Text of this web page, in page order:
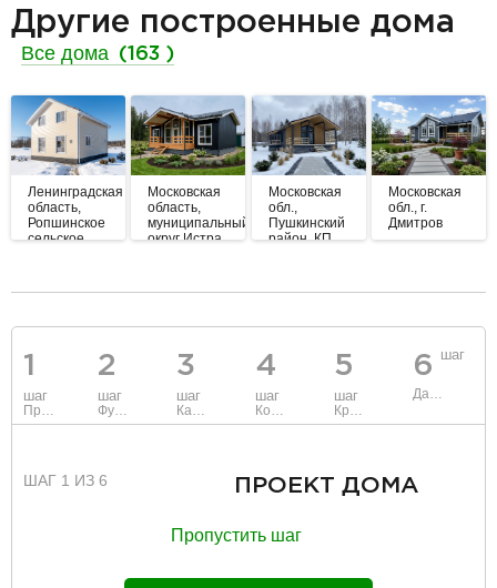
Другие построенные дома
Все дома (163 )
Ленинградская
область,
Ропшинское
сельское
Московская
область,
муниципальный
округ Истра,
Московская
обл.,
Пушкинский
район, КП
Московская
обл., г.
Дмитров
1
шаг
Проект
2
шаг
Фундамент
3
шаг
Каркас и стены
4
шаг
Коммуникации
5
шаг
Крыша
6 шаг
Данные
ШАГ 1 ИЗ 6 ПРОЕКТ ДОМА
Пропустить шаг